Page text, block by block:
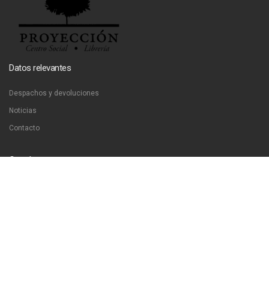
Datos relevantes
Despachos y devoluciones
Noticias
Contacto
Contáctanos